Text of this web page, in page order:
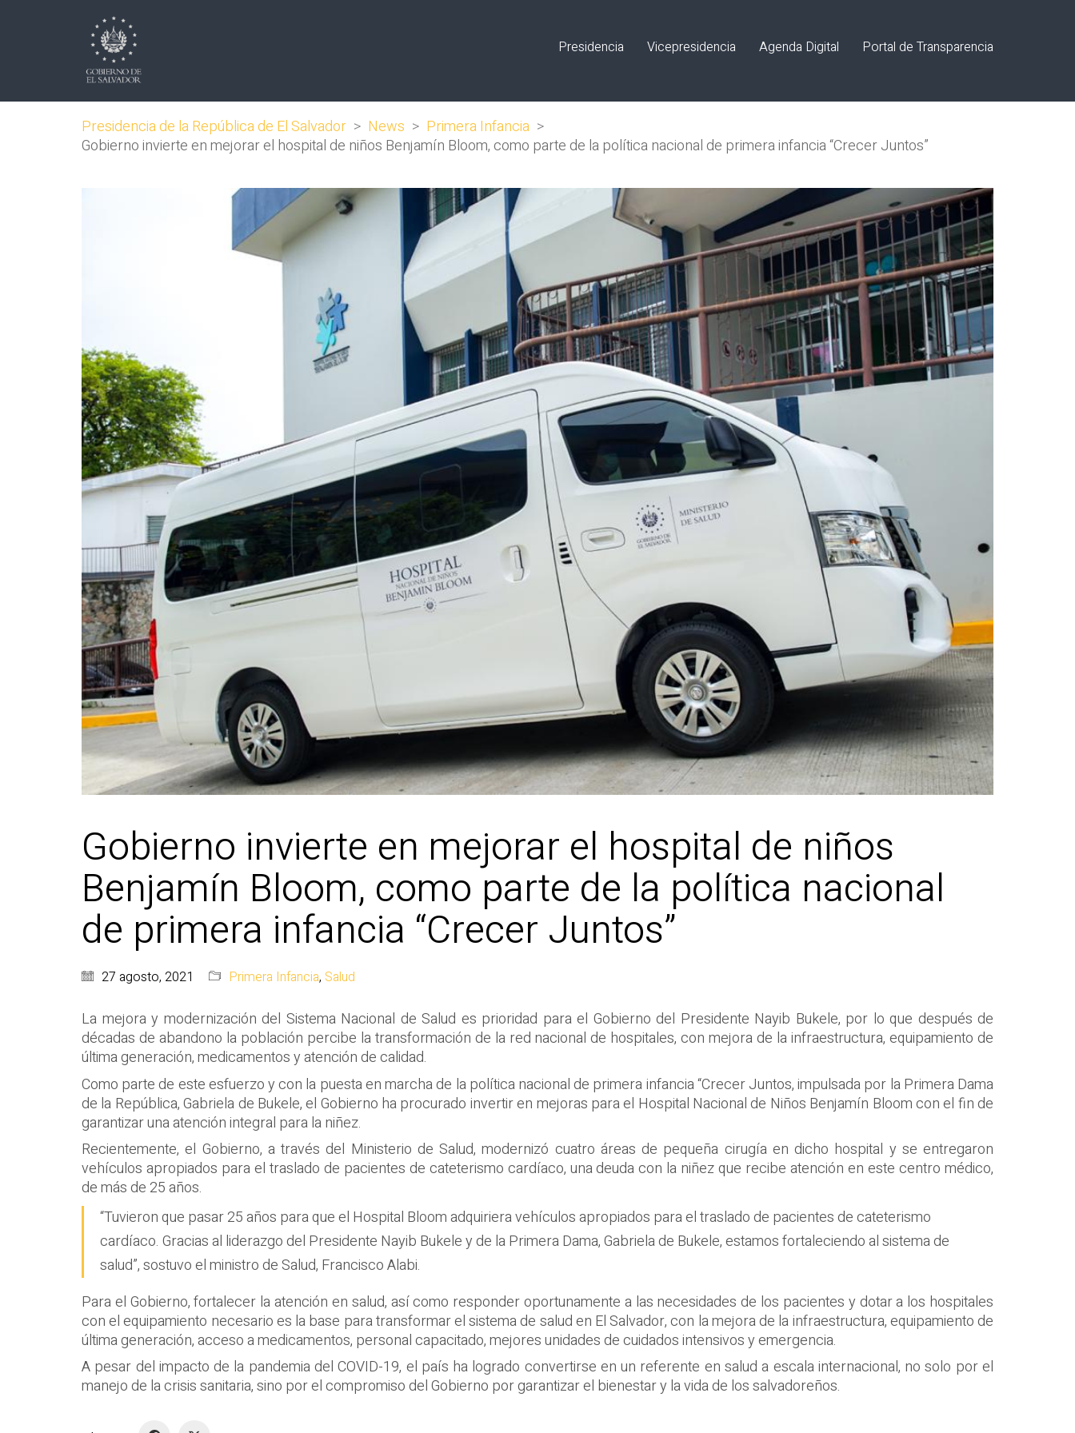
Presidencia Vicepresidencia Agenda Digital Portal de Transparencia
Presidencia de la República de El Salvador > News > Primera Infancia >
Gobierno invierte en mejorar el hospital de niños Benjamín Bloom, como parte de la política nacional de primera infancia “Crecer Juntos”
Gobierno invierte en mejorar el hospital de niños
Benjamín Bloom, como parte de la política nacional
de primera infancia “Crecer Juntos”
27 agosto, 2021 Primera Infancia, Salud
La mejora y modernización del Sistema Nacional de Salud es prioridad para el Gobierno del Presidente Nayib Bukele, por lo que después de
décadas de abandono la población percibe la transformación de la red nacional de hospitales, con mejora de la infraestructura, equipamiento de
última generación, medicamentos y atención de calidad.
Como parte de este esfuerzo y con la puesta en marcha de la política nacional de primera infancia “Crecer Juntos, impulsada por la Primera Dama
de la República, Gabriela de Bukele, el Gobierno ha procurado invertir en mejoras para el Hospital Nacional de Niños Benjamín Bloom con el fin de
garantizar una atención integral para la niñez.
Recientemente, el Gobierno, a través del Ministerio de Salud, modernizó cuatro áreas de pequeña cirugía en dicho hospital y se entregaron
vehículos apropiados para el traslado de pacientes de cateterismo cardíaco, una deuda con la niñez que recibe atención en este centro médico,
de más de 25 años.
“Tuvieron que pasar 25 años para que el Hospital Bloom adquiriera vehículos apropiados para el traslado de pacientes de cateterismo
cardíaco. Gracias al liderazgo del Presidente Nayib Bukele y de la Primera Dama, Gabriela de Bukele, estamos fortaleciendo al sistema de
salud”, sostuvo el ministro de Salud, Francisco Alabi.
Para el Gobierno, fortalecer la atención en salud, así como responder oportunamente a las necesidades de los pacientes y dotar a los hospitales
con el equipamiento necesario es la base para transformar el sistema de salud en El Salvador, con la mejora de la infraestructura, equipamiento de
última generación, acceso a medicamentos, personal capacitado, mejores unidades de cuidados intensivos y emergencia.
A pesar del impacto de la pandemia del COVID-19, el país ha logrado convertirse en un referente en salud a escala internacional, no solo por el
manejo de la crisis sanitaria, sino por el compromiso del Gobierno por garantizar el bienestar y la vida de los salvadoreños.